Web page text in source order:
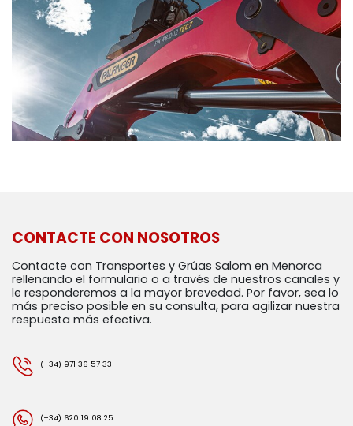
CONTACTE CON NOSOTROS
Contacte con Transportes y Grúas Salom en Menorca
rellenando el formulario o a través de nuestros canales y
le responderemos a la mayor brevedad. Por favor, sea lo
más preciso posible en su consulta, para agilizar nuestra
respuesta más efectiva.
(+34) 971 36 57 33
(+34) 620 19 08 25